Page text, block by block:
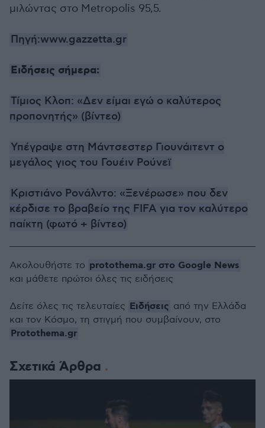
μιλώντας στο Metropolis 95,5.
Πηγή:www.gazzetta.gr
Ειδήσεις σήμερα:
Τίμιος Κλοπ: «Δεν είμαι εγώ ο καλύτερος
προπονητής» (βίντεο)
Υπέγραψε στη Μάντσεστερ Γιουνάιτεντ ο
μεγάλος γιος του Γουέιν Ρούνεϊ
Κριστιάνο Ρονάλντο: «Ξενέρωσε» που δεν
κέρδισε το βραβείο της FIFA για τον καλύτερο
παίκτη (φωτό + βίντεο)
Σχετικά Άρθρα
Ακολουθήστε το protothema.gr στο Google News
και μάθετε πρώτοι όλες τις ειδήσεις
Δείτε όλες τις τελευταίες Ειδήσεις από την Ελλάδα
και τον Κόσμο, τη στιγμή που συμβαίνουν, στο
Protothema.gr